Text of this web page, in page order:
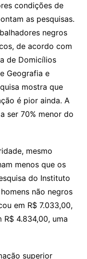
condições de
as pesquisas.
negros
de acordo com
de Domicílios
Geografia e
mostra que
é pior ainda. A
ser 70% menor do
mesmo
menos que os
do Instituto
não negros
em R$ 7.033,00,
4.834,00, uma
superior